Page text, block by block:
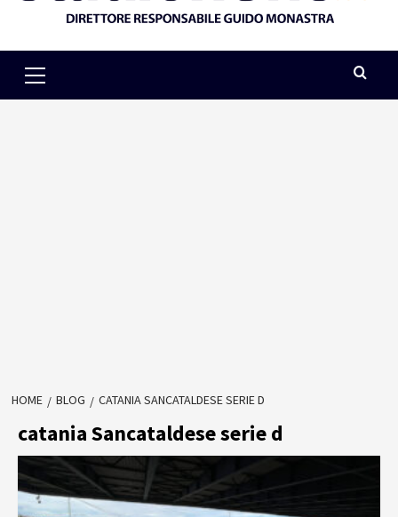
Menu
HOME BLOG CATANIA SANCATALDESE SERIE D
catania Sancataldese serie d